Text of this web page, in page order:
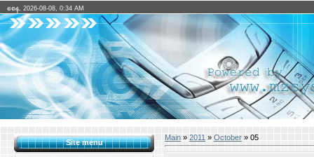
စေန, 2026-08-08, 0:34 AM
Site menu
Main » 2011 » October » 05